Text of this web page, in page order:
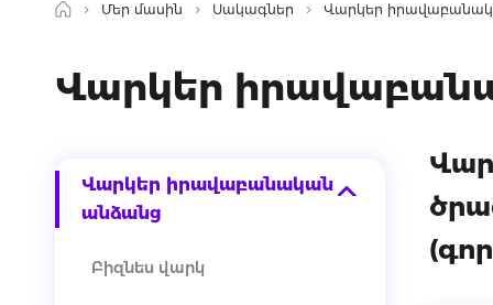
Մեր մասին Սակագներ Վարկեր
Վարկեր
Վարկեր իրավաբանական
անձանց
Բիզնես վարկ